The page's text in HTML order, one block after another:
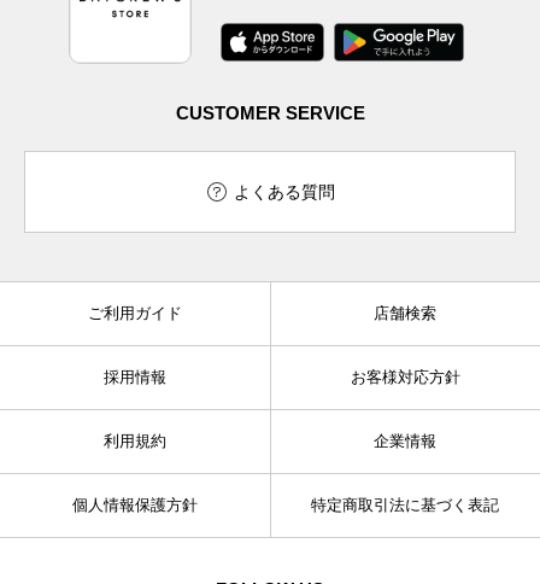
CUSTOMER SERVICE
よくある質問
ご利用ガイド 店舗検索
採用情報 お客様対応方針
利用規約 企業情報
個人情報保護方針 特定商取引法に基づく表記